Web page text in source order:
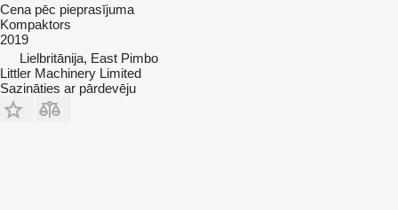
Cena pēc pieprasījuma
Kompaktors
2019
Lielbritānija, East Pimbo
Littler Machinery Limited
Sazināties ar pārdevēju